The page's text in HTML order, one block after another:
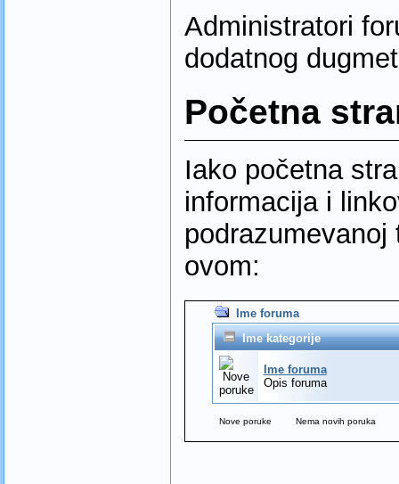
Administratori
dodatnog
Početna
Iako početna
informacija i
ovom:
Ime foruma
Ime kategorije
Ime foruma
Opis foruma
Nove poruke Nema novih poruka